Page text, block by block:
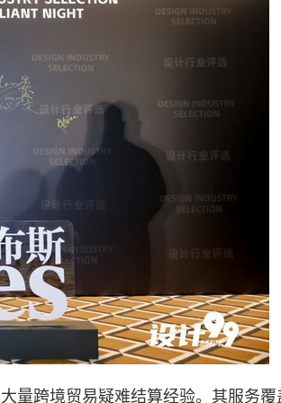
量跨境贸易疑难结算经验。其服务覆